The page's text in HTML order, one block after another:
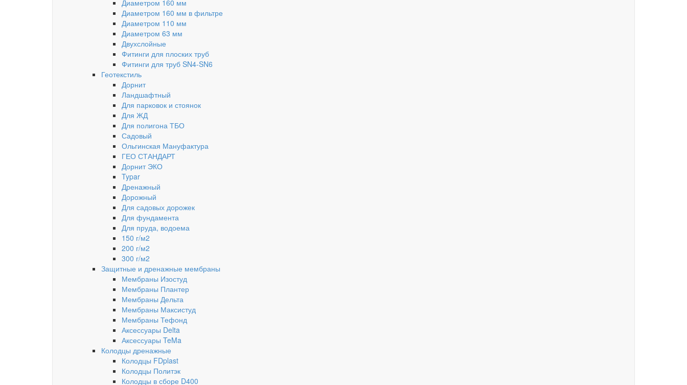
Диаметром 160 мм
Диаметром 160 мм в фильтре
Диаметром 110 мм
Диаметром 63 мм
Двухслойные
Фитинги для плоских труб
Фитинги для труб SN4-SN6
Геотекстиль
Дорнит
Ландшафтный
Для парковок и стоянок
Для ЖД
Для полигона ТБО
Садовый
Ольгинская Мануфактура
ГЕО СТАНДАРТ
Дорнит ЭКО
Typar
Дренажный
Дорожный
Для садовых дорожек
Для фундамента
Для пруда, водоема
150 г/м2
200 г/м2
300 г/м2
Защитные и дренажные мембраны
Мембраны Изостуд
Мембраны Плантер
Мембраны Дельта
Мембраны Максистуд
Мембраны Тефонд
Аксессуары Delta
Аксессуары TeMa
Колодцы дренажные
Колодцы FDplast
Колодцы Политэк
Колодцы в сборе D400